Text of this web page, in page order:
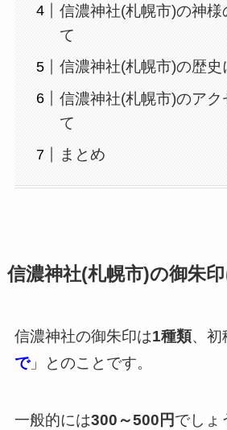
信濃神社(札幌市)の神
て
信濃神社(札幌市)の歴史
信濃神社(札幌市)のア
て
まとめ
信濃神社(札幌市)の御朱
信濃神社の御朱印は1種類、初
で」とのことです。
一般的には300～500円でしょ